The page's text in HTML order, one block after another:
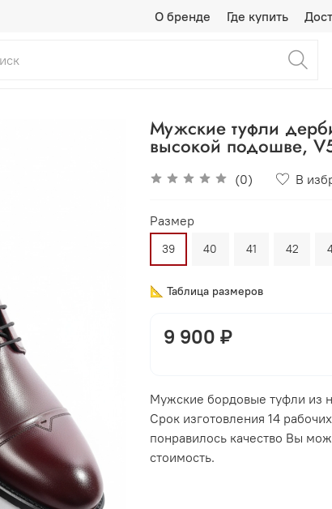
О бренде Где купить
Мужские туфли
высокой подошве,
(0) В
Размер
39 40 41 42
📐 Таблица размеров
9 900 ₽
Мужские бордовые туфли из
Срок изготовления 14
понравилось качество Вы
стоимость.